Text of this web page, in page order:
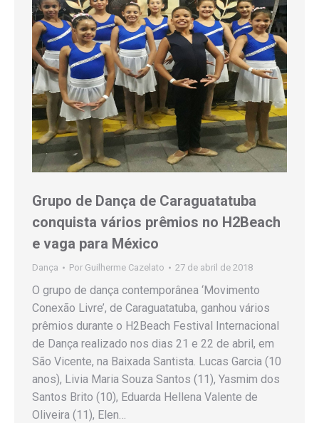
Grupo de Dança de Caraguatatuba
conquista vários prêmios no H2Beach
e vaga para México
Dança Por Guilherme Cazelato 27 de abril de 2018
O grupo de dança contemporânea ‘Movimento
Conexão Livre’, de Caraguatatuba, ganhou vários
prêmios durante o H2Beach Festival Internacional
de Dança realizado nos dias 21 e 22 de abril, em
São Vicente, na Baixada Santista. Lucas Garcia (10
anos), Livia Maria Souza Santos (11), Yasmim dos
Santos Brito (10), Eduarda Hellena Valente de
Oliveira (11), Elen…